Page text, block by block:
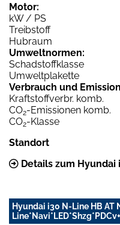
Motor:
kW / PS
Treibstoff
Hubraum
Umweltnormen:
Schadstoffklasse
Umweltplakette
Verbrauch und
Kraftstoffverbr. komb.
CO2-Emissionen komb.
CO2-Klasse
Standort
Details zum Hyundai
Hyundai i30 N-Line HB AT